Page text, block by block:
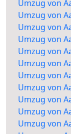
Umzug von
Umzug von
Umzug von
Umzug von
Umzug von
Umzug von
Umzug von
Umzug von
Umzug von
Umzug von
Umzug von